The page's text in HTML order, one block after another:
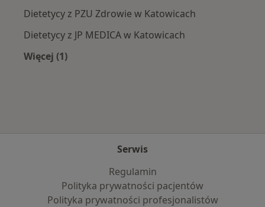
Dietetycy z PZU Zdrowie w Katowicach
Dietetycy z JP MEDICA w Katowicach
Więcej (1)
Serwis
Regulamin
Polityka prywatności pacjentów
Polityka prywatności profesjonalistów